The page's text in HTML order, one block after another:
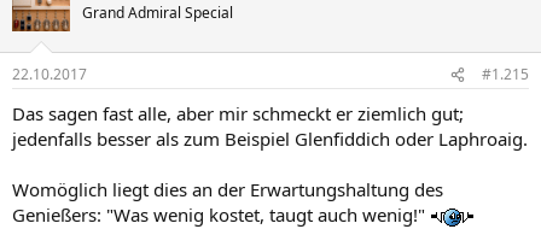
Grand Admiral Special
22.10.2017 #1.215
Das sagen fast alle, aber mir schmeckt er ziemlich gut;
jedenfalls besser als zum Beispiel Glenfiddich oder Laphroaig.
Womöglich liegt dies an der Erwartungshaltung des
Genießers: "Was wenig kostet, taugt auch wenig!"